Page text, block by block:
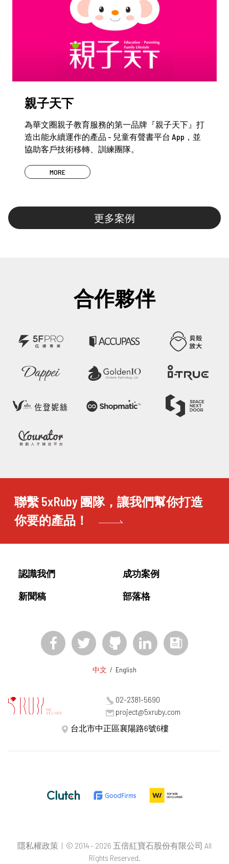
親子天下
為華文圈親子教育服務的第一品牌『親子天下』打
造出能永續運作的產品 - 兒童有聲書平台 App，並
協助客戶技術移轉、訓練團隊。
MORE
更多案例
合作夥伴
聯繫 5xRuby 團隊，讓我們幫你打造
你要的產品！
認識我們
成功案例
新聞稿
部落格
中文 / English
02-2381-5690
project@5xruby.com
台北市中正區襄陽路6號6樓
隱私權政策 | © 2014 - 2026 五倍紅寶石股份有限公司 All
Rights Reserved.